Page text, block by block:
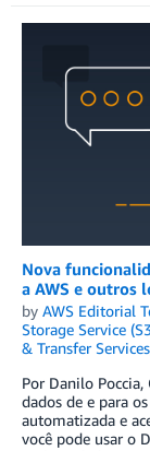
Nova
a AWS e outros
by AWS Editorial
Storage Service
& Transfer Services
Por Danilo
dados de e para
automatizada e
você pode usar o